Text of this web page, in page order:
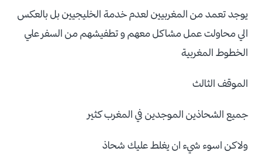
يوجد تعمد من المغربيين لعدم خدمة الخليجيين بل بالعكس
الي محاولت عمل مشاكل معهم و تطفيشهم من السفر علي
الخطوط المغربية
الموقف الثالث
جميع الشحاذين الموجدين في المغرب كثير
ولاكن اسوء شيء ان يغلط عليك شحاذ